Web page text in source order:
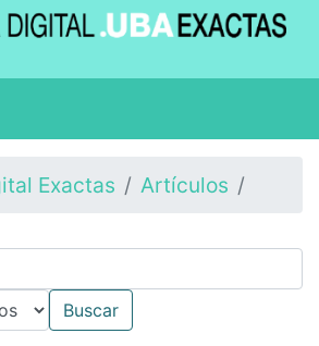
Exactas Artículos